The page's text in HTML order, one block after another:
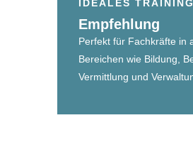
IDEALES TRAINING
Empfehlung
Perfekt für Fachkräfte in
Bereichen wie Bildung,
Vermittlung und